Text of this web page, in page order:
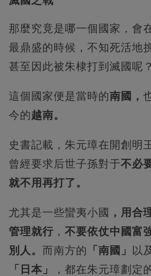
那麼究竟是哪一個國家，會
最鼎盛的時候，不知死活地
甚至因此被朱棣打到滅國呢？
這個國家便是當時的南國，
今的越南。
史書記載，朱元璋在開創明
曾經要求后世子孫對于不必
就不用再打了。
尤其是一些蠻夷小國 ，用合
管理就行 ， 不要依仗中國富
別人。 而南方的 「南國」
以
「日本」
，都在朱元璋劃定